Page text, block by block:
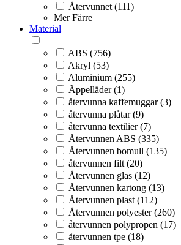
Återvunnet (111)
Mer Färre
Material
ABS (756)
Akryl (53)
Aluminium (255)
Äppelläder (1)
återvunna kaffemuggar (3)
återvunna plåtar (9)
återvunna textilier (7)
Återvunnen ABS (335)
Återvunnen bomull (135)
återvunnen filt (20)
Återvunnen glas (12)
Återvunnen kartong (13)
Återvunnen plast (112)
Återvunnen polyester (260)
återvunnen polypropen (17)
återvunnen tpe (18)